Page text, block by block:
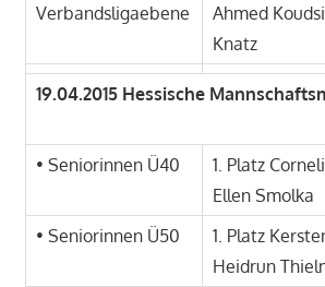
Verbandsligaebene
Ahmed
Knatz
19.04.2015 Hessische
• Seniorinnen Ü40
1. Platz
Ellen Smolka
• Seniorinnen Ü50
1. Platz
Heidrun